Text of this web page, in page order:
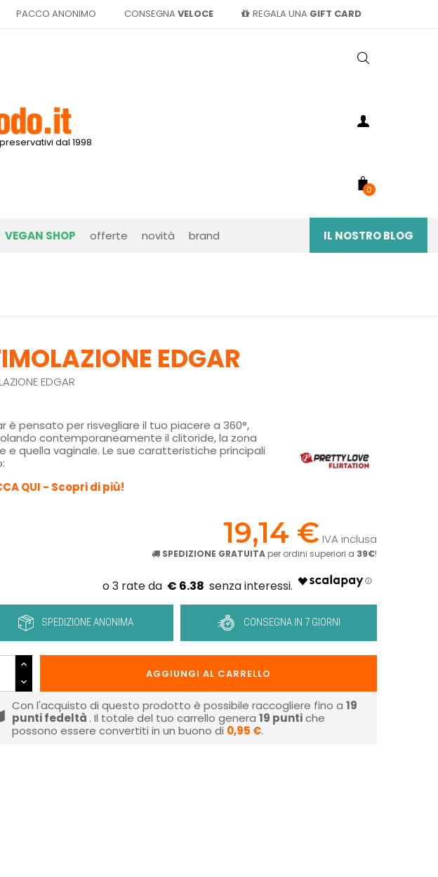
PACCO ANONIMO CONSEGNA VELOCE REGALA UNA GIFT CARD
dal 1998
0
VEGAN SHOP offerte novità brand IL NOSTRO BLOG
EDGAR
EDGAR
è pensato per risvegliare il tuo piacere a 360°,
contemporaneamente il clitoride, la zona
e quella vaginale. Le sue caratteristiche principali
QUI - Scopri di più!
19,14 € IVA inclusa
SPEDIZIONE GRATUITA per ordini superiori a 39€!
€ 6.38
SPEDIZIONE ANONIMA CONSEGNA IN 7 GIORNI
AGGIUNGI AL CARRELLO
Con l'acquisto di questo prodotto è possibile raccogliere fino a 19
punti fedeltà . Il totale del tuo carrello genera 19 puntiche
possono essere convertiti in un buono di 0,95 €.